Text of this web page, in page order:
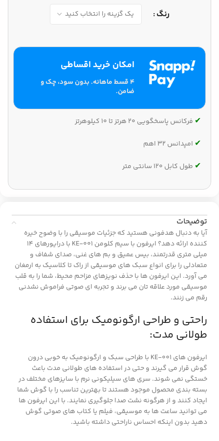
رنگ
امکان خرید اقساطی
۴ قسط ماهانه. بدون سود، چک و
ضامن.
✔‌ فرکانس پاسخگویی 20 هرتز تا 10 کیلوهرتز
✔‌ امپدانس 32 اهم
✔‌ طول کابل 120 سانتی متر
توضیحات
آیا به دنبال هدفونی هستید که جزئیات موسیقی را با وضوح خیره
کننده ارائه دهد؟ ایرفون با سیم کلومن KE-001 با درایورهای 14
میلی متری قدرتمند، بیس عمیق و بم های غنی، صدای شفاف و
متعادلی را برای انواع سبک های موسیقی از راک تا کلاسیک به ارمغان
می آورد. این ایرفون ها با حذف نویزهای مزاحم محیط، شما را به قلب
موسیقی مورد علاقه تان می برند و تجربه ای صوتی فراموش نشدنی
رقم می زنند.
راحتی و طراحی ارگونومیک برای استفاده
طولانی مدت:
ایرفون های KE-001 با طراحی سبک و ارگونومیک به خوبی درون
گوش قرار می گیرند و حتی در استفاده های طولانی مدت باعث
خستگی نمی شوند. سری های سیلیکونی نرم با سایزهای مختلف در
بسته بندی محصول موجود هستند تا بهترین تناسب را با گوش شما
ایجاد کنند و از هرگونه نشت صدا جلوگیری نمایند. با این ایرفون ها
می توانید ساعت ها به موسیقی، فیلم یا کتاب های صوتی گوش
دهید بدون اینکه احساس ناراحتی داشته باشید.